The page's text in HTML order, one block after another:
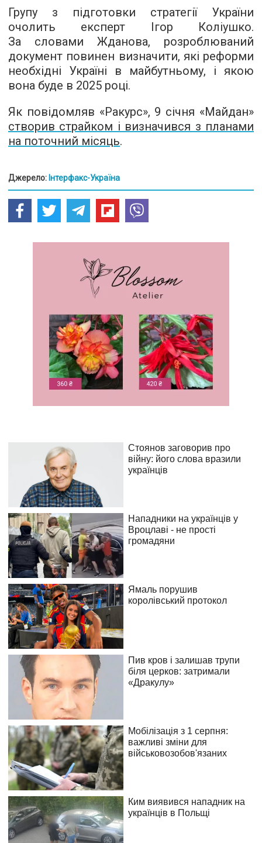
Групу з підготовки стратегії України
очолить експерт Ігор Коліушко.
За словами Жданова, розроблюваний
документ повинен визначити, які реформи
необхідні Україні в майбутньому, і якою
вона буде в 2025 році.
Як повідомляв «Ракурс», 9 січня «Майдан»
створив страйком і визначився з планами
на поточний місяць.
Джерело: Інтерфакс-Україна